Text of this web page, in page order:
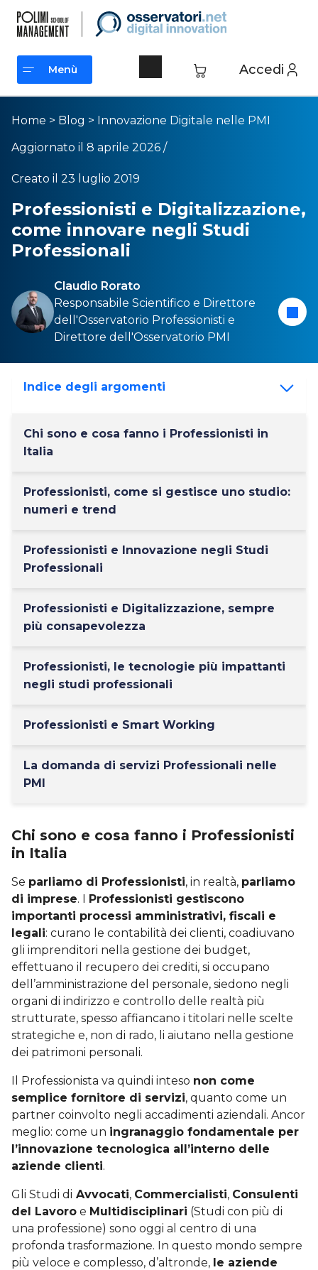
Accedi
Menù
Menù
Home > Blog > Innovazione Digitale nelle PMI
Aggiornato il 8 aprile 2026 /
Creato il 23 luglio 2019
Professionisti e Digitalizzazione,
come innovare negli Studi
Professionali
Claudio Rorato
Responsabile Scientifico e Direttore
dell'Osservatorio Professionisti e
Direttore dell'Osservatorio PMI
Indice degli argomenti
Chi sono e cosa fanno i Professionisti in
Italia
Professionisti, come si gestisce uno studio:
numeri e trend
Professionisti e Innovazione negli Studi
Professionali
Professionisti e Digitalizzazione, sempre
più consapevolezza
Professionisti, le tecnologie più impattanti
negli studi professionali
Professionisti e Smart Working
La domanda di servizi Professionali nelle
PMI
Chi sono e cosa fanno i Professionisti
in Italia
Se parliamo di Professionisti, in realtà, parliamo
di imprese. I Professionisti gestiscono
importanti processi amministrativi, fiscali e
legali: curano le contabilità dei clienti, coadiuvano
gli imprenditori nella gestione dei budget,
effettuano il recupero dei crediti, si occupano
dell’amministrazione del personale, siedono negli
organi di indirizzo e controllo delle realtà più
strutturate, spesso affiancano i titolari nelle scelte
strategiche e, non di rado, li aiutano nella gestione
dei patrimoni personali.
Il Professionista va quindi inteso non come
semplice fornitore di servizi, quanto come un
partner coinvolto negli accadimenti aziendali. Ancor
meglio: come un ingranaggio fondamentale per
l’innovazione tecnologica all’interno delle
aziende clienti.
Gli Studi di Avvocati, Commercialisti, Consulenti
del Lavoro e Multidisciplinari (Studi con più di
una professione) sono oggi al centro di una
profonda trasformazione. In questo mondo sempre
più veloce e complesso, d’altronde, le aziende